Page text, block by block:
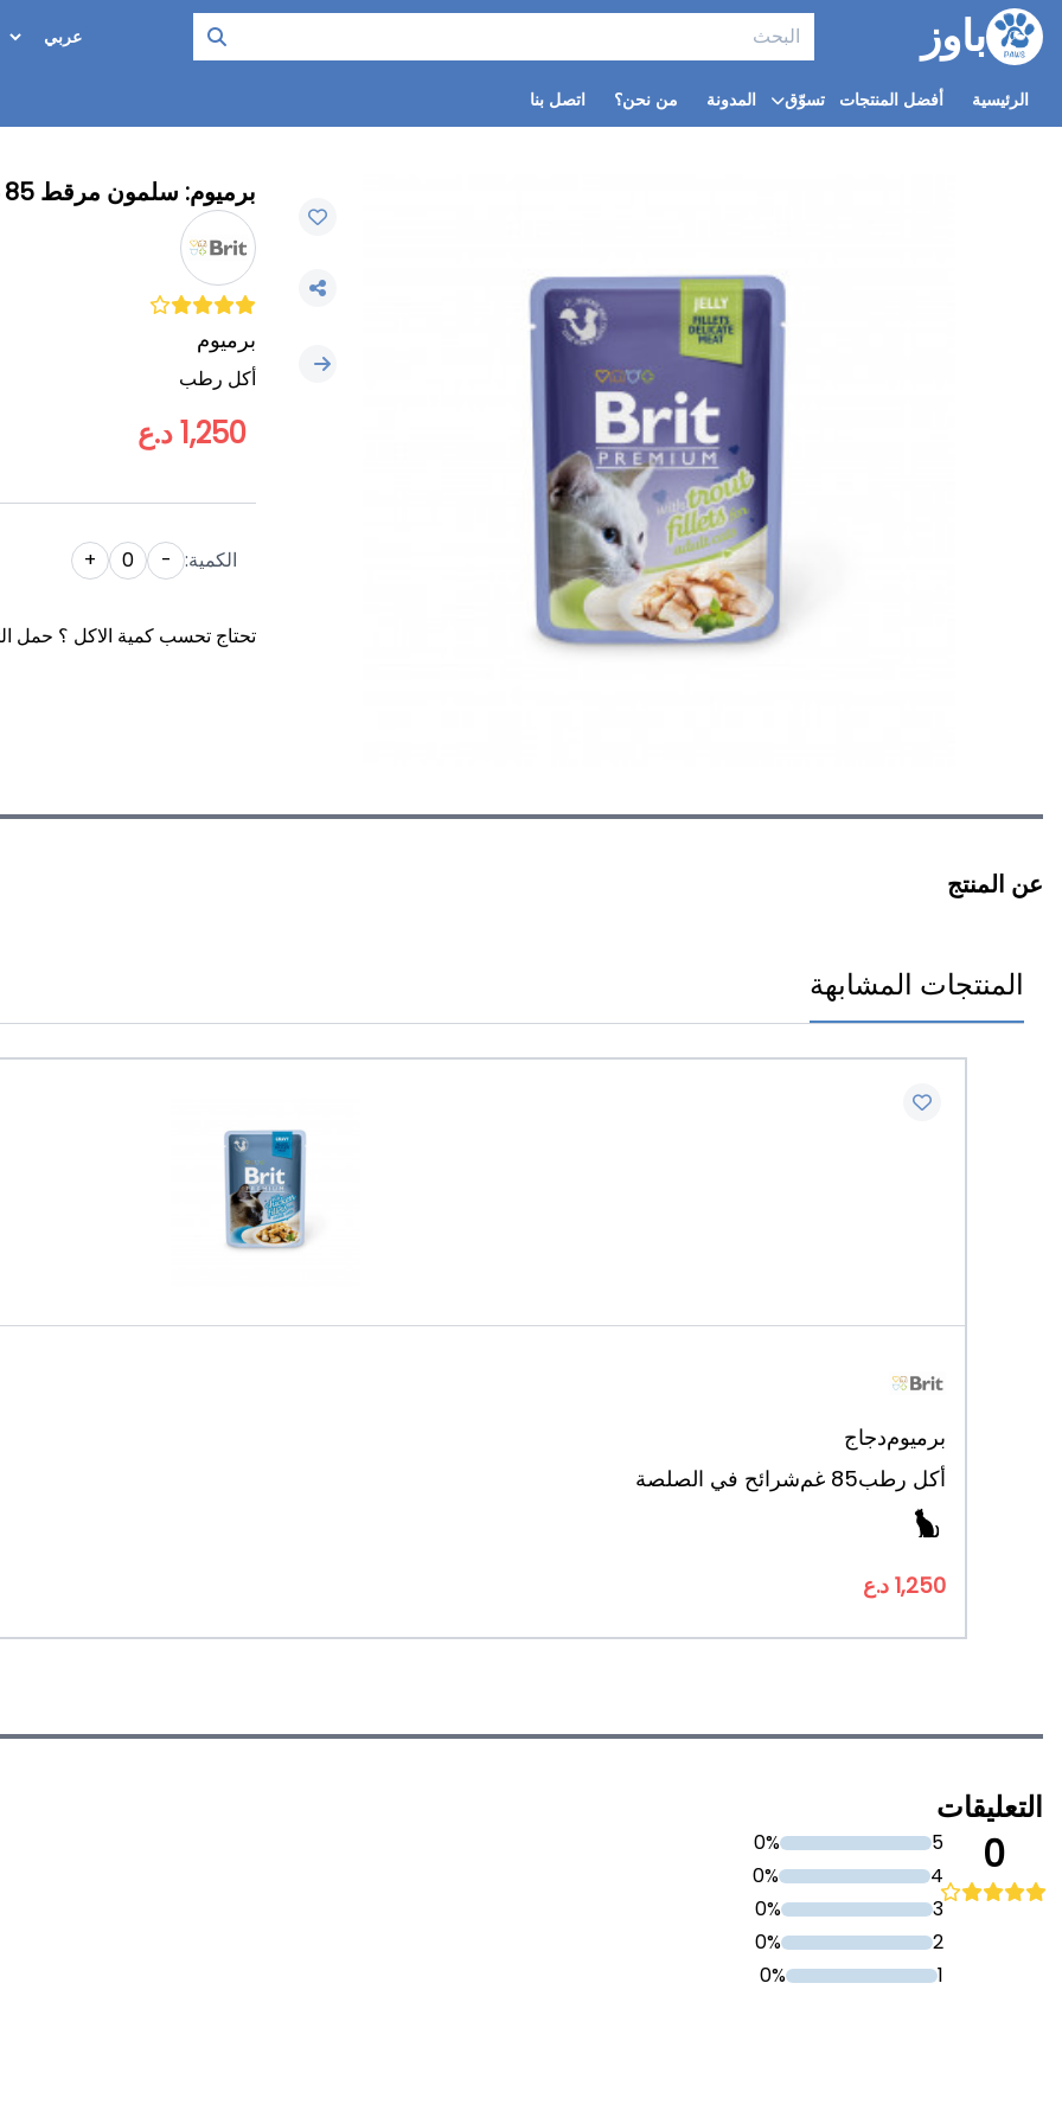
باوز
الرئيسية أفضل المنتجات تسوّق المدونة من نحن؟ اتصل بنا
برميوم: سلمون مرقط 85 غم في جلي أكل رطب
برميوم
أكل رطب
1,250 د.ع
الكمية: -
0
+
تحتاج تحسب كمية الاكل ؟ حمل
عن المنتج
المنتجات المشابهة
برميومدجاج
أكل رطب85 غم شرائح في الصلصة
1,250 د.ع
التعليقات
0
5
0%
4
0%
3
0%
2
0%
1
0%